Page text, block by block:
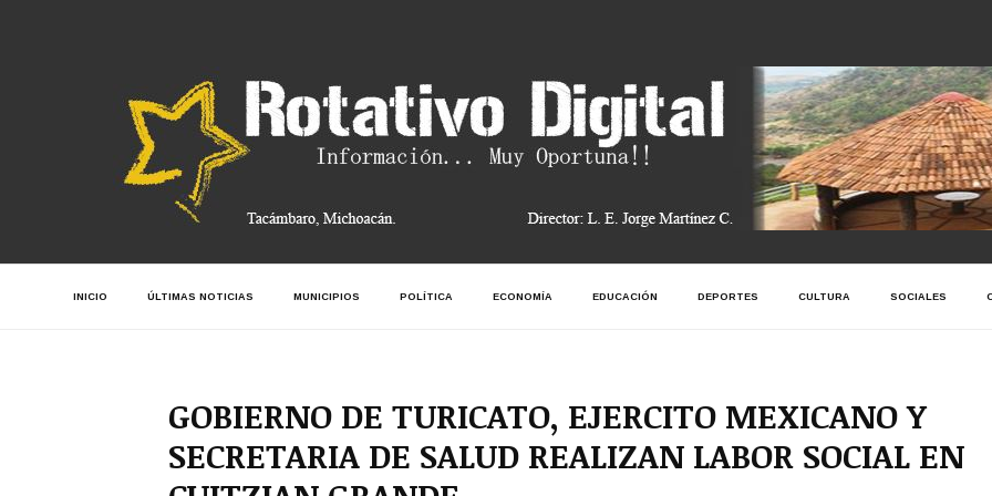
INICIO ÚLTIMAS NOTICIAS MUNICIPIOS POLÍTICA ECONOMÍA EDUCACIÓN DEPORTES CULTURA SOCIALES
GOBIERNO DE TURICATO, EJERCITO MEXICANO Y
SECRETARIA DE SALUD REALIZAN LABOR SOCIAL EN